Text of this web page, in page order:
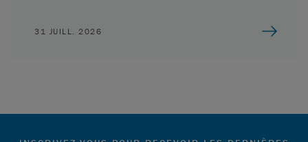
31 JUILL. 2026